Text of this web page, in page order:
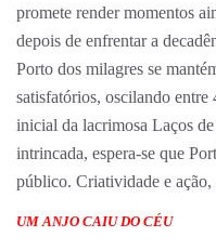
promete render momentos
depois de enfrentar a
Porto dos milagres se
satisfatórios, oscilando entre
inicial da lacrimosa Laços
intrincada, espera-se que
público. Criatividade e
UM ANJO CAIU DO CÉU